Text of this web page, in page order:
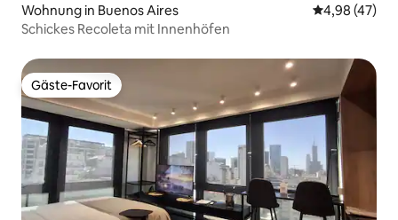
Wohnung in Buenos Aires
4,98 (47)
Schickes Recoleta mit Innenhöfen
Gäste-Favorit
Gäste-Favorit